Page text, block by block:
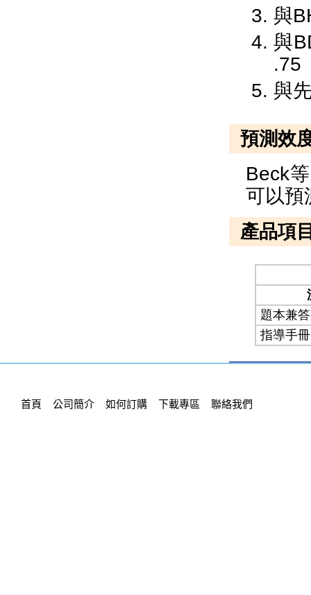
首頁 公司簡介 如何訂購 下載專區 聯絡我們